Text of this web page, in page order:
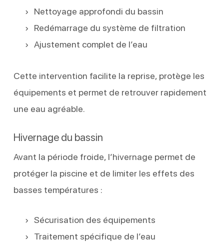
Nettoyage approfondi du bassin
Redémarrage du système de filtration
Ajustement complet de l’eau
Cette intervention facilite la reprise, protège les
équipements et permet de retrouver rapidement
une eau agréable.
Hivernage du bassin
Avant la période froide, l’hivernage permet de
protéger la piscine et de limiter les effets des
basses températures :
Sécurisation des équipements
Traitement spécifique de l’eau